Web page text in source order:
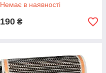
Немає в наявності
190 ₴